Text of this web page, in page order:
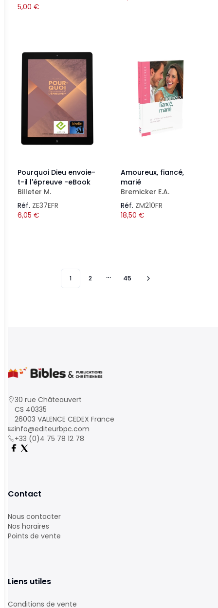
5,00 €
Pourquoi Dieu envoie-
t-il l'épreuve -eBook
Billeter M.
Réf. ZE37EFR
6,05 €
Amoureux, fiancé,
marié
Bremicker E.A.
Réf. ZM210FR
18,50 €
1 2 More pages
45
30 rue Châteauvert
CS 40335
26003 VALENCE CEDEX France
info@editeurbpc.com
+33 (0)4 75 78 12 78
Contact
Nous contacter
Nos horaires
Points de vente
Liens utiles
Conditions de vente